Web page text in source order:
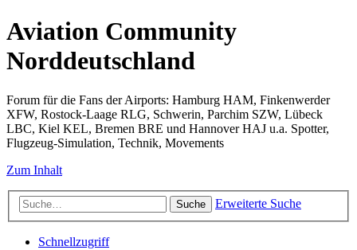
Aviation Community
Norddeutschland
Forum für die Fans der Airports: Hamburg HAM, Finkenwerder
XFW, Rostock-Laage RLG, Schwerin, Parchim SZW, Lübeck
LBC, Kiel KEL, Bremen BRE und Hannover HAJ u.a. Spotter,
Flugzeug-Simulation, Technik, Movements
Zum Inhalt
Suche Erweiterte Suche
Schnellzugriff